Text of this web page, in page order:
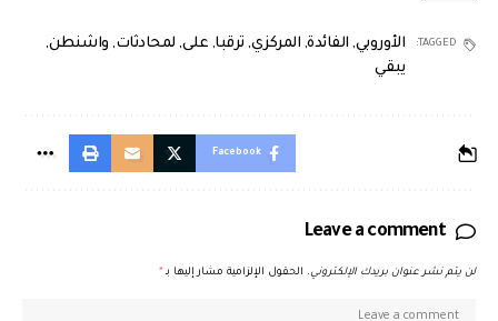
TAGGED: الأوروبي, الفائدة, المركزي, ترقبا, على, لمحادثات, واشنطن,
يبقي
Facebook
Leave a comment
لن يتم نشر عنوان بريدك الإلكتروني. الحقول الإلزامية مشار إليها بـ *